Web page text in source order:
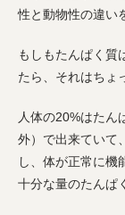
性と動物性の違い
もしもたんぱく質
たら、それはちょ
人体の20%はたん
外）で出来ていて
し、体が正常に機
十分な量のたんぱ